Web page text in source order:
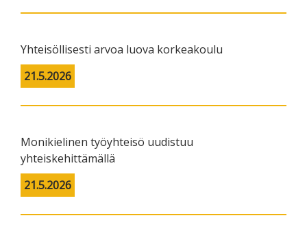
Yhteisöllisesti arvoa luova korkeakoulu
21.5.2026
Monikielinen työyhteisö uudistuu
yhteiskehittämällä
21.5.2026